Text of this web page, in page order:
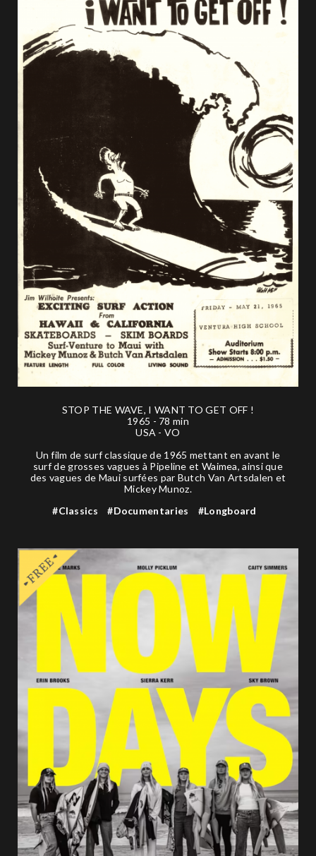
STOP THE WAVE, I WANT TO GET OFF !
1965 - 78 min
USA - VO
Un film de surf classique de 1965 mettant en avant le
surf de grosses vagues à Pipeline et Waimea, ainsi que
des vagues de Maui surfées par Butch Van Artsdalen et
Mickey Munoz.
#Classics
#Documentaries #Longboard